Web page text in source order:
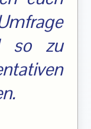
so zu